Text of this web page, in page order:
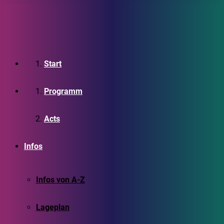
Start
Programm
Acts
Infos
Infos von A-Z
Lageplan